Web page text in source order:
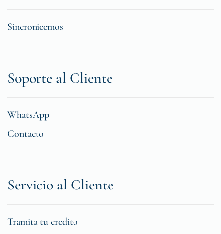
Sincronicemos
Soporte al Cliente
WhatsApp
Contacto
Servicio al Cliente
Tramita tu credito